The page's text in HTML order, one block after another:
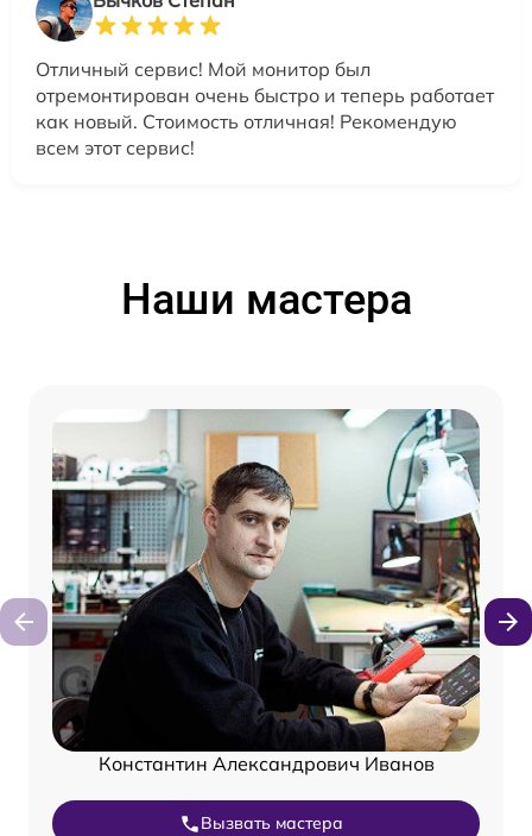
Отличный сервис! Мой монитор был
отремонтирован очень быстро и теперь работает
как новый. Стоимость отличная! Рекомендую
всем этот сервис!
Наши мастера
Константин Александрович Иванов
Вызвать мастера